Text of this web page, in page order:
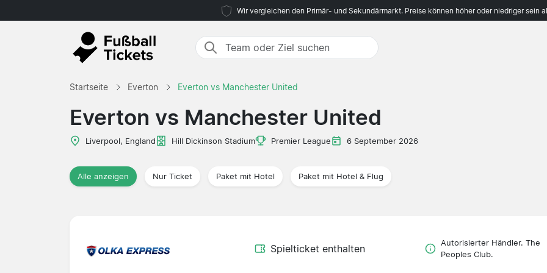
Wir vergleichen den Primär- und Sekundärmarkt. Preise können höher oder niedriger sein
Startseite Everton Everton vs Manchester United
Everton vs Manchester United
Liverpool, England Hill Dickinson Stadium Premier League 6 September 2026
Alle anzeigen Nur Ticket Paket mit Hotel Paket mit Hotel & Flug
Spielticket enthalten
Autorisierter Händler. The
Peoples Club.